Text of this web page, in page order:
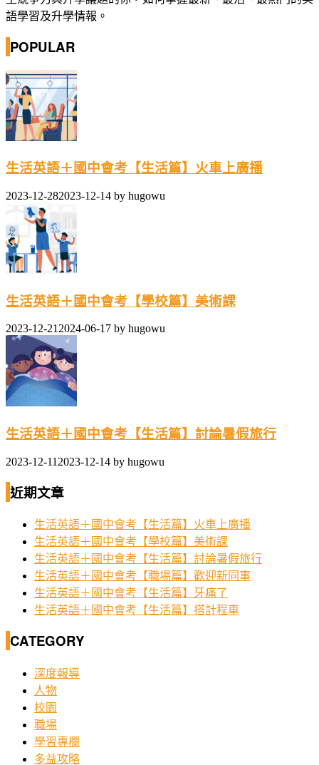
語學習及升學情報。
POPULAR
生活英語＋國中會考【生活篇】火車上廣播
2023-12-282023-12-14 by hugowu
生活英語＋國中會考【學校篇】美術課
2023-12-212024-06-17 by hugowu
生活英語＋國中會考【生活篇】討論暑假旅行
2023-12-11 2023-12-14 by hugowu
近期文章
生活英語＋國中會考【生活篇】火車上廣播
生活英語＋國中會考【學校篇】美術課
生活英語＋國中會考【生活篇】討論暑假旅行
生活英語＋國中會考【職場篇】歡迎新同事
生活英語＋國中會考【生活篇】牙痛了
生活英語＋國中會考【生活篇】搭計程車
CATEGORY
深度報導
人物
校園
職場
學習專欄
多益攻略